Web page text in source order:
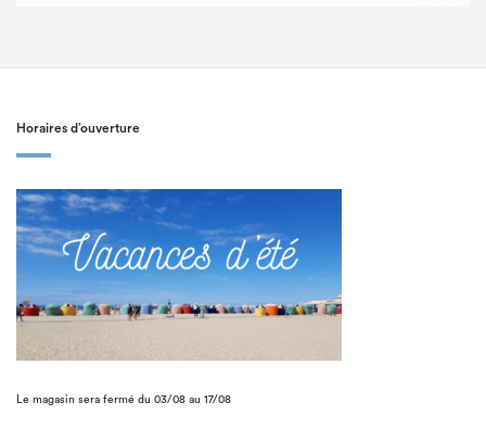
Horaires d’ouverture
Le magasin sera fermé du 03/08 au 17/08